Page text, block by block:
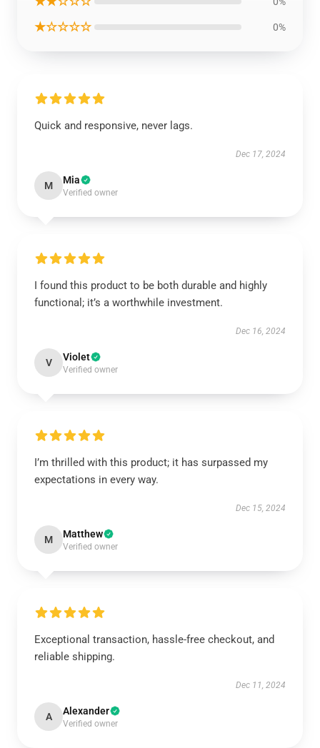
★☆☆☆☆ 0%
Quick and responsive, never lags.
Dec 17, 2024
M Mia
Verified owner
I found this product to be both durable and highly
functional; it’s a worthwhile investment.
Dec 16, 2024
V Violet
Verified owner
I’m thrilled with this product; it has surpassed my
expectations in every way.
Dec 15, 2024
M Matthew
Verified owner
Exceptional transaction, hassle-free checkout, and
reliable shipping.
Dec 11, 2024
A Alexander
Verified owner